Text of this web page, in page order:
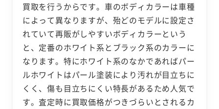
買取を行うからです。車のボディカラーは車種
によって異なりますが、殆どのモデルに設定さ
れていて再販がしやすいボディカラーという
と、定番のホワイト系とブラック系のカラーに
なります。特にホワイト系のなかであればパー
ルホワイトはパール塗装により汚れが目立ちに
くく、傷も目立ちにくい特長があるため人気で
す。査定時に買取価格がつきづらいとされるカ